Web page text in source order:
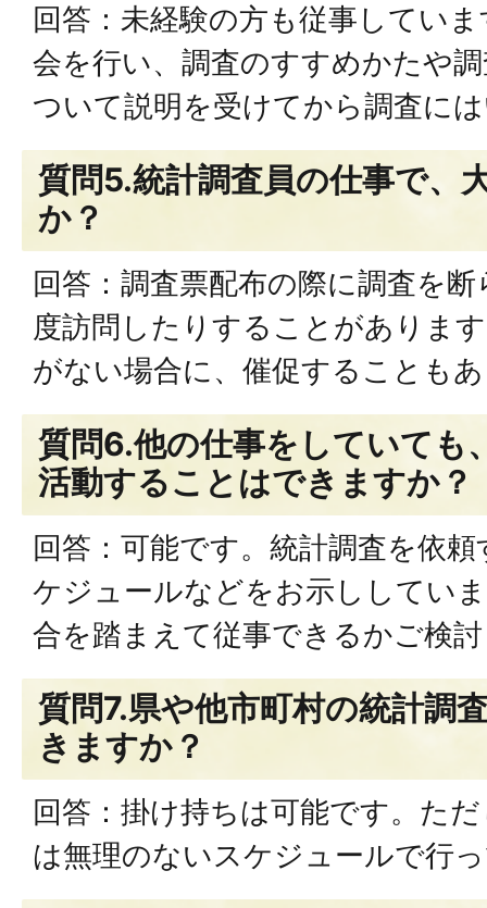
回答：未経験の方も従事してい
会を行い、調査のすすめかたや
ついて説明を受けてから調査に
質問5.統計調査員の仕事で、
か？
回答：調査票配布の際に調査を
度訪問したりすることがありま
がない場合に、催促することも
質問6.他の仕事をしていても
活動することはできますか？
回答：可能です。統計調査を依
ケジュールなどをお示ししてい
合を踏まえて従事できるかご検
質問7.県や他市町村の統計調
きますか？
回答：掛け持ちは可能です。た
は無理のないスケジュールで行